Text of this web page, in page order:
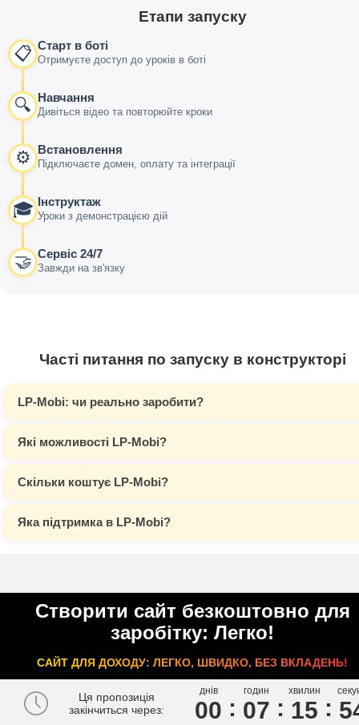
Етапи запуску
📋 Старт в боті
Отримуєте доступ до уроків в боті
🔍 Навчання
Дивіться відео та повторюйте кроки
⚙️ Встановлення
Підключаєте домен, оплату та інтеграції
🎓 Інструктаж
Уроки з демонстрацією дій
🤝 Сервіс 24/7
Завжди на зв'язку
Часті питання по запуску в конструкторі
LP-Mobi: чи реально заробити?
Які можливості LP-Mobi?
Скільки коштує LP-Mobi?
Яка підтримка в LP-Mobi?
Створити сайт безкоштовно для
заробітку: Легко!
САЙТ ДЛЯ ДОХОДУ: ЛЕГКО, ШВИДКО, БЕЗ ВКЛАДЕНЬ!
Ця пропозиція
закінчиться через:
днів
00
годин
07
хвилин
15 5